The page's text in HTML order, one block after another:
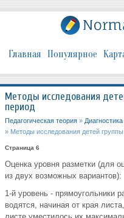
Главная Популярное
Методы исследования
период
Педагогическая теория »
» Методы исследования детей
Страница 6
Оценка уровня разметки (для
из двух возможных вариантов):
1-й уровень - прямоугольники
водятся, начиная от края